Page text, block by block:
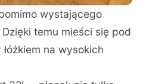
wystającego
temu mieści się pod
na wysokich